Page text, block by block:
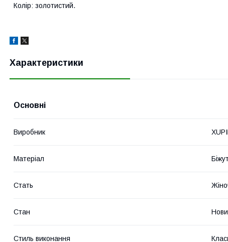
Колір: золотистий.
Характеристики
Основні
Виробник
Матеріал
Стать
Стан
Стиль виконання